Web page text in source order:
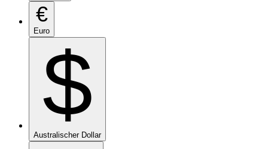
€
Euro
$
Australischer Dollar